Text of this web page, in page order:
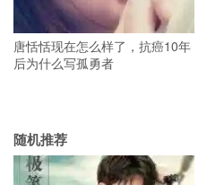
唐恬恬现在怎么样了，抗癌10年
后为什么写孤勇者
随机推荐